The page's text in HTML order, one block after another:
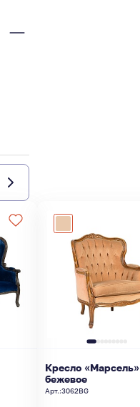
Кресло «Марсель»
бежевое
Арт.:3062BG